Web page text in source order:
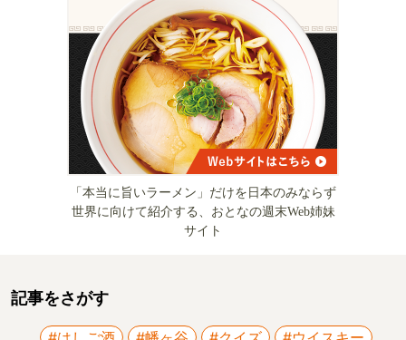
「本当に旨いラーメン」だけを日本のみならず
世界に向けて紹介する、おとなの週末Web姉妹
サイト
記事をさがす